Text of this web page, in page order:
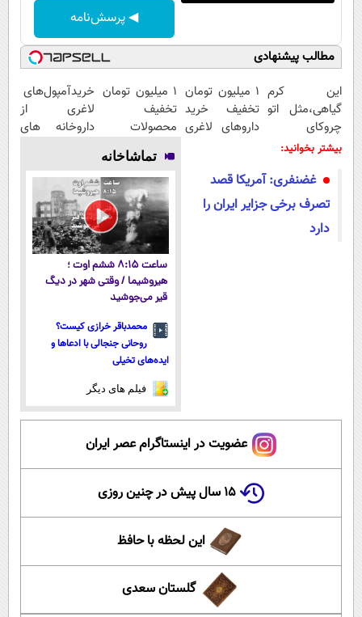
◀ پرسش‌نامه
مطالب پیشنهادی
این کرم
گیاهی،مثل اتو
چروکای
پوستتوصاف
1 میلیون تومان
تخفیف خرید
داروهای لاغری
یخ!
۱ میلیون تومان
تخفیف
محصولات
لاغری؛ یک قدم
نزدیک‌تر به
شروع کاهش
وزن
خریدآمپول‌های
لاغری از
داروخانه های
پک یخ!
بیشتر بخوانید:
غضنفری: آمریکا قصد
تصرف برخی جزایر ایران را
دارد
تماشاخانه
ساعت ۸:۱۵ ششم اوت ؛
هیروشیما / وقتی شهر در دیگ
قیر می‌جوشید
محمدباقر خرازی کیست؟
روحانی جنجالی با ادعاها و
ایده‌های تخیلی
فیلم های دیگر
عضویت در اینستاگرام عصر ایران
۱۵ سال پیش در چنین روزی
این لحظه با حافظ
گلستان سعدی